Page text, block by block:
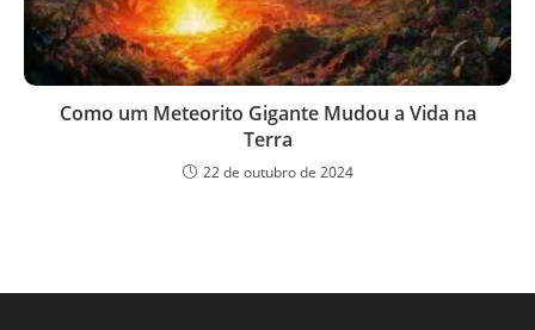
Como um Meteorito Gigante Mudou a Vida na
Terra
22 de outubro de 2024